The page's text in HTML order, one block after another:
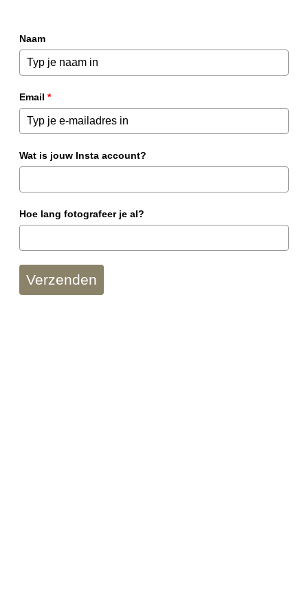
Naam
Email *
Wat is jouw Insta account?
Hoe lang fotografeer je al?
Verzenden